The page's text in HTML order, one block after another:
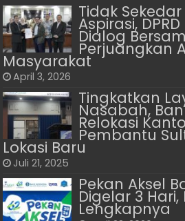
Tidak
Aspirasi,
Dialog
Perjuangkan
Masyarakat
April 3, 2026
Tingkatkan
Nasabah,
Relokasi
Pembantu
Lokasi Baru
Juli 21, 2025
Pekan Aksel
Digelar 3
Lengkapnya